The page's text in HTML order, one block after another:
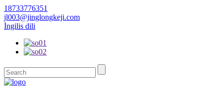
18733776351
jl003@jinglongkeji.com
İngilis dili